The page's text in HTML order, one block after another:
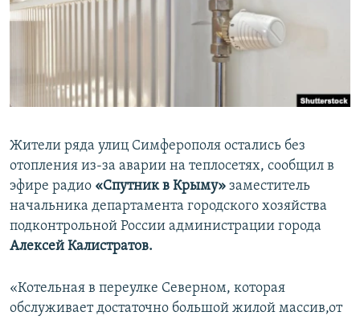
ПОБЕДИТЕЛЕЙ НЕ СУДЯТ?
ELIFBE
УКРАИНСКАЯ ПРОБЛЕМА КРЫМА
ПРИСОЕДИНЯЙТЕСЬ!
Жители ряда улиц Симферополя остались без
отопления из-за аварии на теплосетях, сообщил в
эфире радио «Спутник в Крыму» заместитель
начальника департамента городского хозяйства
подконтрольной России администрации города
Алексей Калистратов.
«Котельная в переулке Северном, которая
обслуживает достаточно большой жилой массив,от